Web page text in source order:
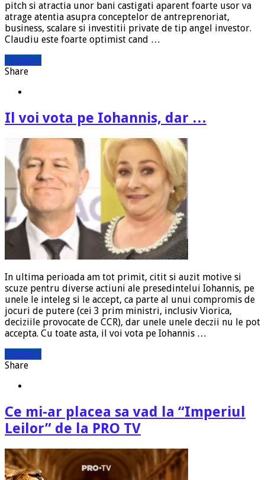
pitch si atractia unor bani castigati aparent foarte usor va
atrage atentia asupra conceptelor de antreprenoriat,
business, scalare si investitii private de tip angel investor.
Claudiu este foarte optimist cand …
Citeste »
Share
Il voi vota pe Iohannis, dar …
In ultima perioada am tot primit, citit si auzit motive si
scuze pentru diverse actiuni ale presedintelui Iohannis, pe
unele le inteleg si le accept, ca parte al unui compromis de
jocuri de putere (cei 3 prim ministri, inclusiv Viorica,
deciziile provocate de CCR), dar unele unele deczii nu le pot
accepta. Cu toate asta, il voi vota pe Iohannis …
Citeste »
Share
Ce mi-ar placea sa vad la “Imperiul
Leilor” de la PRO TV